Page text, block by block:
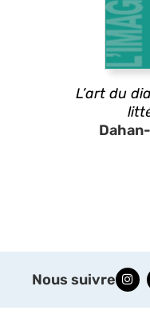
L’art du
Nous suivre